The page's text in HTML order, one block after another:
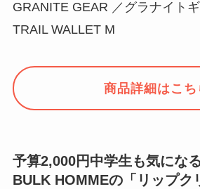
GRANITE GEAR ／グラナイト
TRAIL WALLET M
商品詳細はこち
予算2,000円中学生も気にな
BULK HOMMEの「リップク